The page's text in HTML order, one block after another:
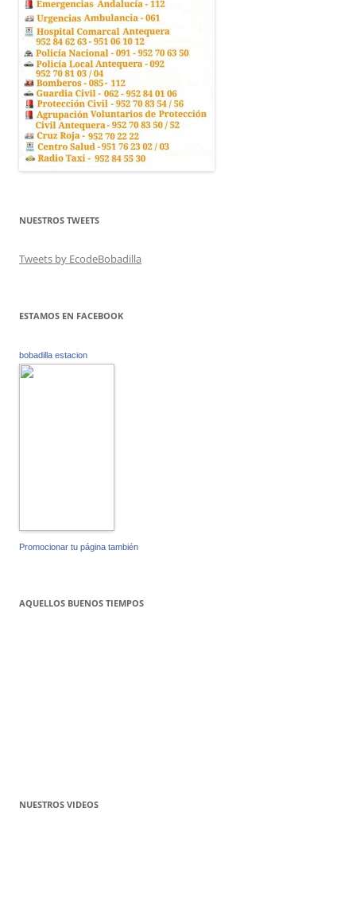
NUESTROS TWEETS
Tweets by EcodeBobadilla
ESTAMOS EN FACEBOOK
bobadilla estacion
Promocionar tu página también
AQUELLOS BUENOS TIEMPOS
NUESTROS VIDEOS